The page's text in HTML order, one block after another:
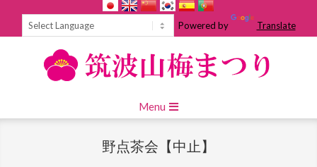
Powered by Translate
Navigation
Menu
野点茶会【中止】